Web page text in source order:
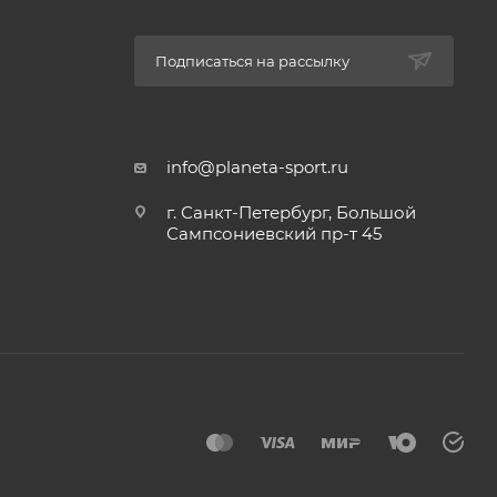
Подписаться на рассылку
info@planeta-sport.ru
г. Санкт-Петербург, Большой
Сампсониевский пр-т 45